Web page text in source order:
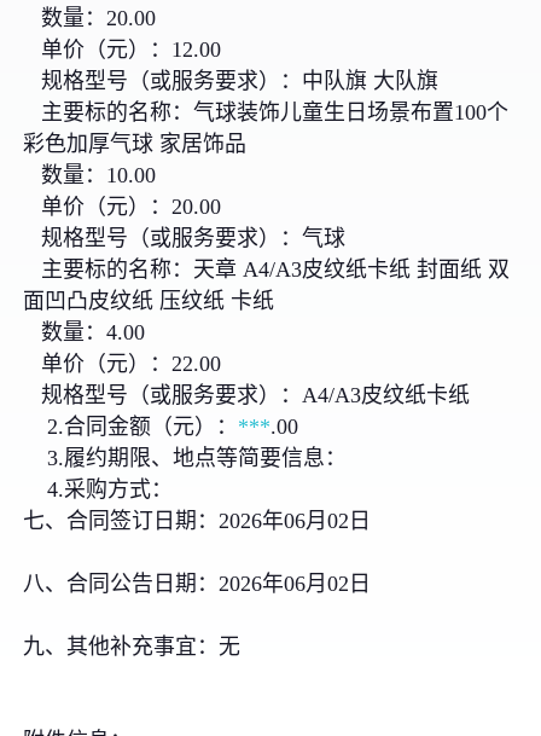
数量：20.00
单价（元）：12.00
规格型号（或服务要求）：中队旗 大队旗
主要标的名称：气球装饰儿童生日场景布置100个
彩色加厚气球 家居饰品
数量：10.00
单价（元）：20.00
规格型号（或服务要求）：气球
主要标的名称：天章 A4/A3皮纹纸卡纸 封面纸 双
面凹凸皮纹纸 压纹纸 卡纸
数量：4.00
单价（元）：22.00
规格型号（或服务要求）：A4/A3皮纹纸卡纸
2.合同金额（元）： ***.00
3.履约期限、地点等简要信息：
4.采购方式：
七、合同签订日期：2026年06月02日
八、合同公告日期：2026年06月02日
九、其他补充事宜：无